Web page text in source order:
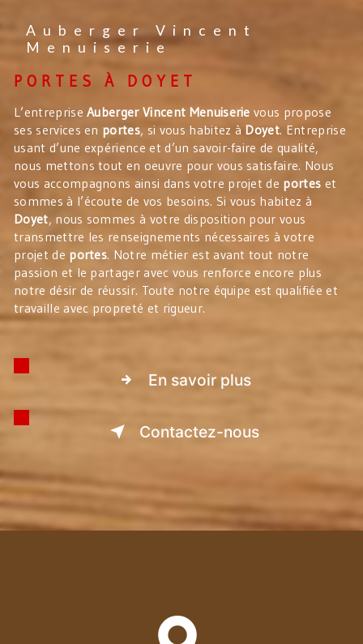
Auberger Vincent
Menuiserie
PORTES À DOYET
L’entrepriseAuberger Vincent Menuiserie vous propose
ses services en portes, si vous habitez à Doyet. Entreprise
usant d’une expérience et d’un savoir-faire de qualité,
nous mettons tout en oeuvre pour vous satisfaire. Nous
vous accompagnons ainsi dans votre projet de portes et
sommes à l’écoute de vos besoins. Si vous habitez à
Doyet, nous sommes à votre disposition pour vous
transmettre les renseignements nécessaires à votre
projet de portes. Notre métier est avant tout notre
passion et le partager avec vous renforce encore plus
notre désir de réussir. Toute notre équipe est qualifiée et
travaille avec propreté et rigueur.
En savoir plus
Contactez-nous